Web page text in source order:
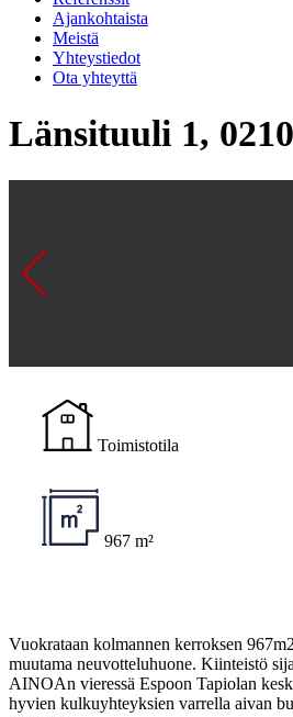
Ajankohtaista
Meistä
Yhteystiedot
Ota yhteyttä
Länsituuli 1,
Toimistotila
967 m²
Vuokrataan kolmannen kerroksen
muutama neuvotteluhuone. Kiinteistö
AINOAn vieressä Espoon Tapiolan
hyvien kulkuyhteyksien varrella aivan